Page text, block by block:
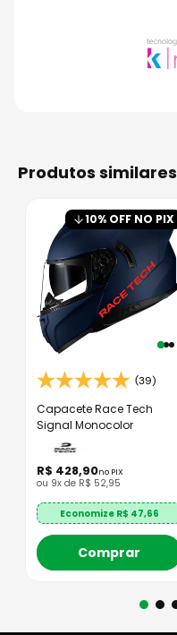
produtos similares
10% OFF NO PIX
(39)
Capacete Race Tech
Signal Monocolor
R$ 428,90no PIX
ou 9x de R$ 52,95
Economize R$ 47,66
Comprar